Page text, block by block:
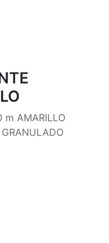
m AMARILLO